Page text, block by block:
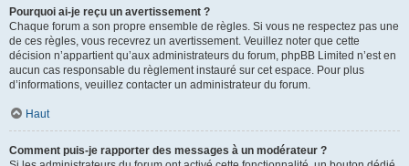
Pourquoi ai-je reçu un avertissement ?
Chaque forum a son propre ensemble de règles. Si vous ne respectez pas une
de ces règles, vous recevrez un avertissement. Veuillez noter que cette
décision n’appartient qu’aux administrateurs du forum, phpBB Limited n’est en
aucun cas responsable du règlement instauré sur cet espace. Pour plus
d’informations, veuillez contacter un administrateur du forum.
Haut
Comment puis-je rapporter des messages à un modérateur ?